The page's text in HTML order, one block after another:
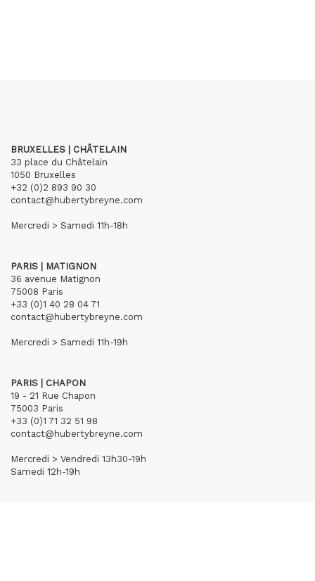
BRUXELLES | CHÂTELAIN
33 place du Châtelain
1050 Bruxelles
+32 (0)2 893 90 30
contact@hubertybreyne.com
Mercredi > Samedi 11h-18h
PARIS | MATIGNON
36 avenue Matignon
75008 Paris
+33 (0)1 40 28 04 71
contact@hubertybreyne.com
Mercredi > Samedi 11h-19h
PARIS | CHAPON
19 - 21 Rue Chapon
75003 Paris
+33 (0)1 71 32 51 98
contact@hubertybreyne.com
Mercredi > Vendredi 13h30-19h
Samedi 12h-19h